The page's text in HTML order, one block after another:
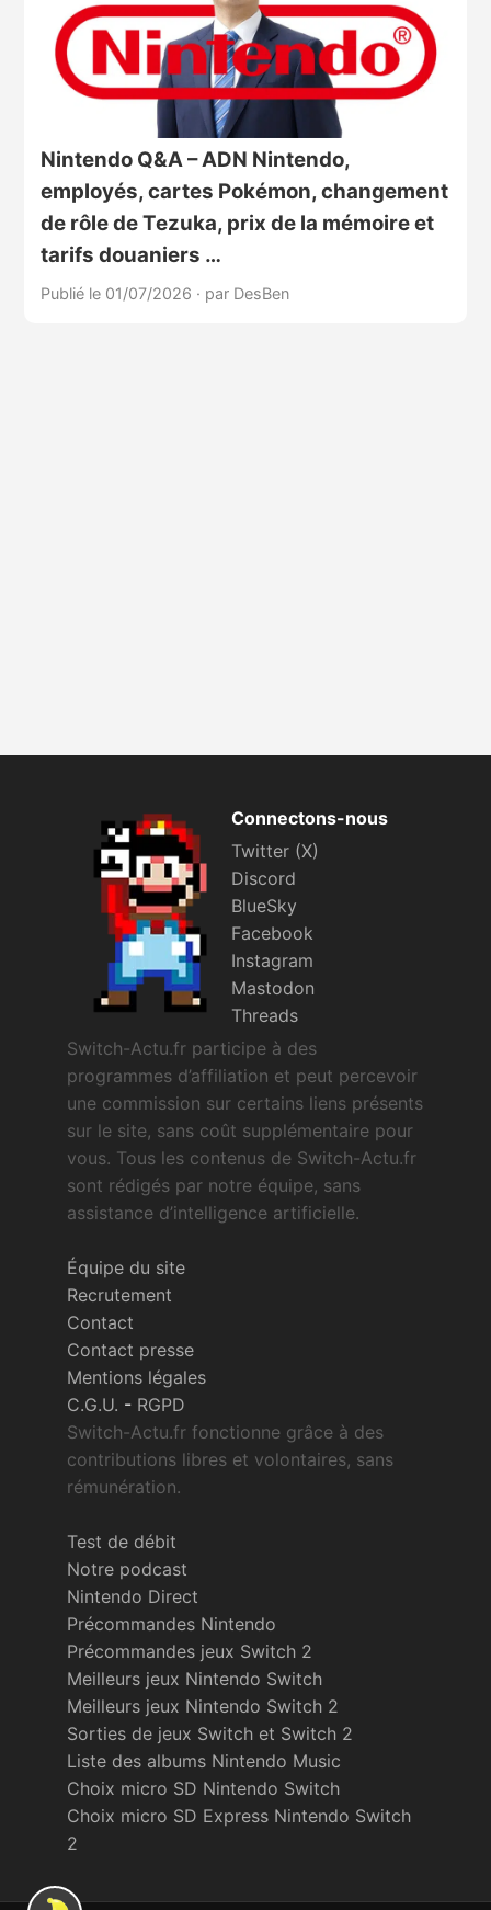
Nintendo Q&A – ADN Nintendo,
employés, cartes Pokémon, changement
de rôle de Tezuka, prix de la mémoire et
tarifs douaniers …
Publié le 01/07/2026 · par DesBen
Connectons-nous
Twitter (X)
Discord
BlueSky
Facebook
Instagram
Mastodon
Threads
Switch-Actu.fr participe à des
programmes d’affiliation et peut percevoir
une commission sur certains liens présents
sur le site, sans coût supplémentaire pour
vous. Tous les contenus de Switch-Actu.fr
sont rédigés par notre équipe, sans
assistance d’intelligence artificielle.
Équipe du site
Recrutement
Contact
Contact presse
Mentions légales
C.G.U. - RGPD
Switch-Actu.fr fonctionne grâce à des
contributions libres et volontaires, sans
rémunération.
Test de débit
Notre podcast
Nintendo Direct
Précommandes Nintendo
Précommandes jeux Switch 2
Meilleurs jeux Nintendo Switch
Meilleurs jeux Nintendo Switch 2
Sorties de jeux Switch et Switch 2
Liste des albums Nintendo Music
Choix micro SD Nintendo Switch
Choix micro SD Express Nintendo Switch
2